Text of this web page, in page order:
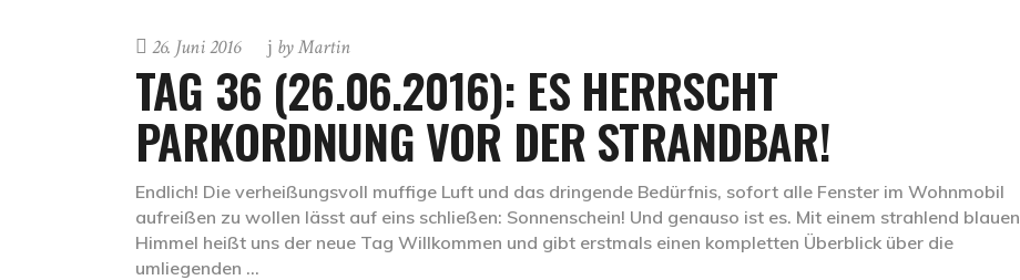
26. Juni 2016 byMartin
TAG 36 (26.06.2016): ES HERRSCHT
PARKORDNUNG VOR DER STRANDBAR!
Endlich! Die verheißungsvoll muffige Luft und das dringende Bedürfnis, sofort alle Fenster im Wohnmobil
aufreißen zu wollen lässt auf eins schließen: Sonnenschein! Und genauso ist es. Mit einem strahlend blauen
Himmel heißt uns der neue Tag Willkommen und gibt erstmals einen kompletten Überblick über die
umliegenden